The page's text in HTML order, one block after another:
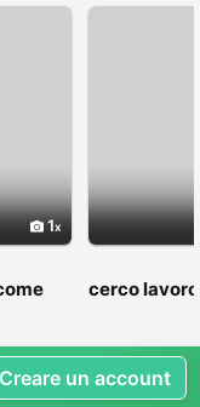
1
cerco
Creare un account